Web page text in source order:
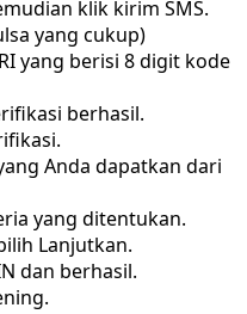
klik kirim SMS.
yang cukup)
yang berisi 8 digit kode
berhasil.
Anda dapatkan dari
yang ditentukan.
Lanjutkan.
dan berhasil.